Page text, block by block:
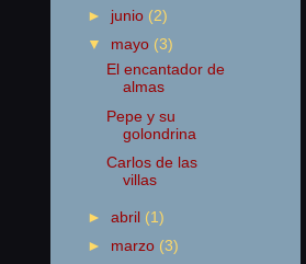
► junio (2)
▼ mayo (3)
El encantador de
almas
Pepe y su
golondrina
Carlos de las
villas
► abril (1)
► marzo (3)